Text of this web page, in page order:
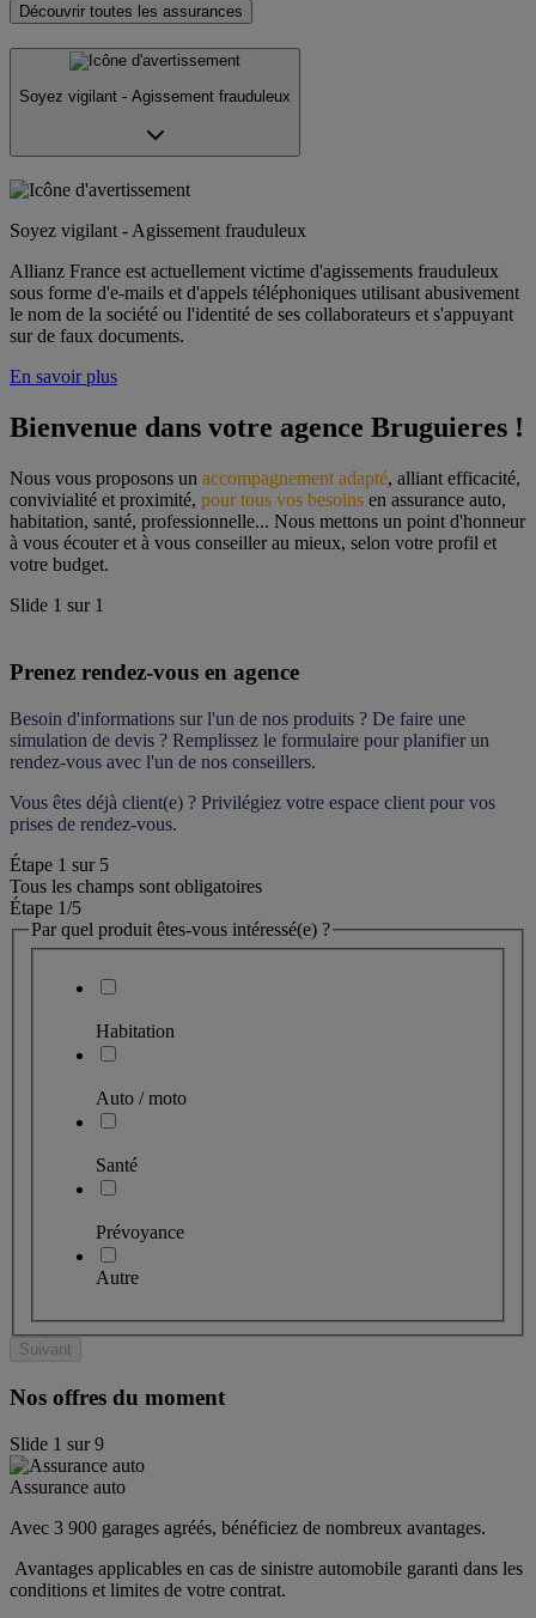
Découvrir toutes les assurances
Soyez vigilant - Agissement frauduleux
Soyez vigilant - Agissement frauduleux
Allianz France est actuellement victime d'agissements frauduleux
sous forme d'e-mails et d'appels téléphoniques utilisant abusivement
le nom de la société ou l'identité de ses collaborateurs et s'appuyant
sur de faux documents.
En savoir plus
Bienvenue dans votre agence Bruguieres !
Nous vous proposons un accompagnement adapté, alliant efficacité,
convivialité et proximité, pour tous vos besoins en assurance auto,
habitation, santé, professionnelle... Nous mettons un point d'honneur
à vous écouter et à vous conseiller au mieux, selon votre profil et
votre budget.
Slide 1 sur 1
Prenez rendez-vous en agence
Besoin d'informations sur l'un de nos produits ? De faire une
simulation de devis ? Remplissez le formulaire pour planifier un
rendez-vous avec l'un de nos conseillers.
Vous êtes déjà client(e) ? Privilégiez votre espace client pour vos
prises de rendez-vous.
Étape 1 sur 5
Tous les champs sont obligatoires
Étape 1/5
Par quel produit êtes-vous intéressé(e) ?
Habitation
Auto / moto
Santé
Prévoyance
Autre
Suivant
Nos offres du moment
Slide 1 sur9
Assurance auto
Avec 3 900 garages agréés, bénéficiez de nombreux avantages.
Avantages applicables en cas de sinistre automobile garanti dans les
conditions et limites de votre contrat.